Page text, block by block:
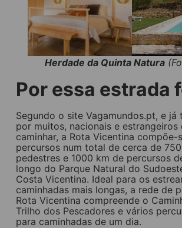
Herdade da Quinta Natura
Por essa estrada
Segundo o site Vagamundos.pt, e já
por muitos, nacionais e estrangeiros
caminhar, a Rota Vicentina compõe-
percursos num total de cerca de
pedestres e 1000 km de percursos
longo do Parque Natural do
Costa Vicentina. Ideal para os
caminhadas mais longas, a rede de
Rota Vicentina compreende o
Trilho dos Pescadores e vários
para caminhadas de um dia.